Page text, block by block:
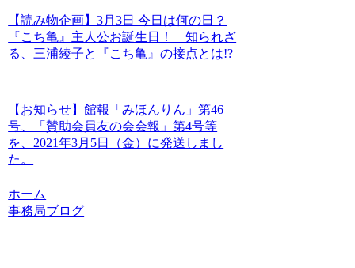
【読み物企画】3月3日 今日は何の日？
『こち亀』主人公お誕生日！ 知られざ
る、三浦綾子と『こち亀』の接点とは!?
【お知らせ】館報「みほんりん」第46
号、「賛助会員友の会会報」第4号等
を、2021年3月5日（金）に発送しまし
た。
ホーム
事務局ブログ